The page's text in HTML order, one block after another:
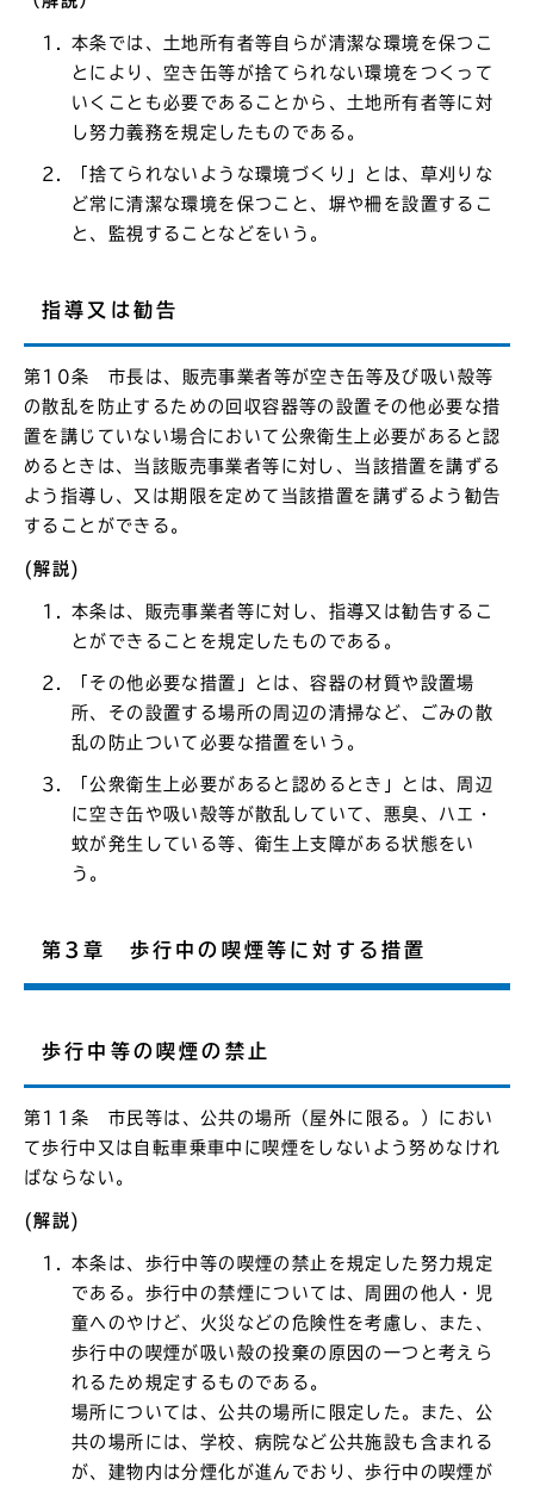
本条では、土地所有者等自らが清潔な環境を保つこ
とにより、空き缶等が捨てられない環境をつくって
いくことも必要であることから、土地所有者等に対
し努力義務を規定したものである。
「捨てられないような環境づくり」とは、草刈りな
ど常に清潔な環境を保つこと、塀や柵を設置するこ
と、監視することなどをいう。
指導又は勧告
第10条 市長は、販売事業者等が空き缶等及び吸い殻等
の散乱を防止するための回収容器等の設置その他必要な措
置を講じていない場合において公衆衛生上必要があると認
めるときは、当該販売事業者等に対し、当該措置を講ずる
よう指導し、又は期限を定めて当該措置を講ずるよう勧告
することができる。
(解説)
本条は、販売事業者等に対し、指導又は勧告するこ
とができることを規定したものである。
「その他必要な措置」とは、容器の材質や設置場
所、その設置する場所の周辺の清掃など、ごみの散
乱の防止ついて必要な措置をいう。
「公衆衛生上必要があると認めるとき」とは、周辺
に空き缶や吸い殻等が散乱していて、悪臭、ハエ・
蚊が発生している等、衛生上支障がある状態をい
う。
第3章 歩行中の喫煙等に対する措置
歩行中等の喫煙の禁止
第11条 市民等は、公共の場所（屋外に限る。）におい
て歩行中又は自転車乗車中に喫煙をしないよう努めなけれ
ばならない。
(解説)
本条は、歩行中等の喫煙の禁止を規定した努力規定
である。歩行中の禁煙については、周囲の他人・児
童へのやけど、火災などの危険性を考慮し、また、
歩行中の喫煙が吸い殻の投棄の原因の一つと考えら
れるため規定するものである。
場所については、公共の場所に限定した。また、公
共の場所には、学校、病院など公共施設も含まれる
が、建物内は分煙化が進んでおり、歩行中の喫煙が